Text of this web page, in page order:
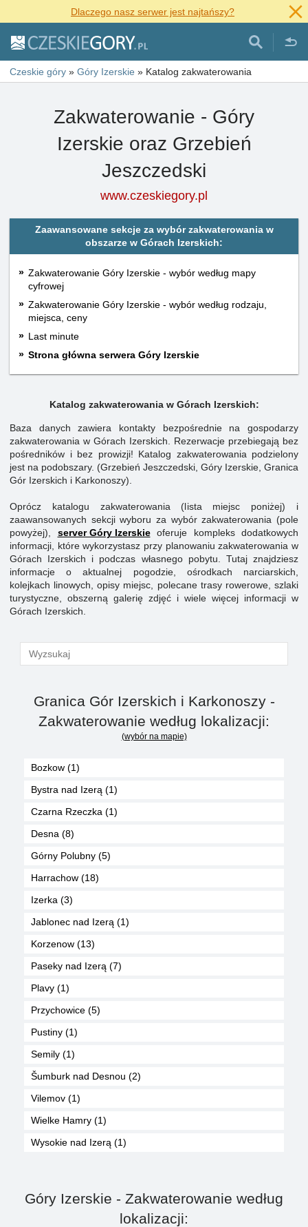
Dlaczego nasz serwer jest najtańszy?
Czeskie góry » Góry Izerskie » Katalog zakwaterowania
Zakwaterowanie - Góry
Izerskie oraz Grzebień
Jeszczedski
www.czeskiegory.pl
Zaawansowane sekcje za wybór zakwaterowania w
obszarze w Górach Izerskich:
Zakwaterowanie Góry Izerskie - wybór według mapy
cyfrowej
Zakwaterowanie Góry Izerskie - wybór według rodzaju,
miejsca, ceny
Last minute
Strona główna serwera Góry Izerskie
Katalog zakwaterowania w Górach Izerskich:
Baza danych zawiera kontakty bezpośrednie na gospodarzy
zakwaterowania w Górach Izerskich. Rezerwacje przebiegają bez
pośredników i bez prowizji! Katalog zakwaterowania podzielony
jest na podobszary. (Grzebień Jeszczedski, Góry Izerskie, Granica
Gór Izerskich i Karkonoszy).
Oprócz katalogu zakwaterowania (lista miejsc poniżej) i
zaawansowanych sekcji wyboru za wybór zakwaterowania (pole
powyżej), server Góry Izerskieoferuje kompleks dodatkowych
informacji, które wykorzystasz przy planowaniu zakwaterowania w
Górach Izerskich i podczas własnego pobytu. Tutaj znajdziesz
informacje o aktualnej pogodzie, ośrodkach narciarskich,
kolejkach linowych, opisy miejsc, polecane trasy rowerowe, szlaki
turystyczne, obszerną galerię zdjęć i wiele więcej informacji w
Górach Izerskich.
Granica Gór Izerskich i Karkonoszy -
Zakwaterowanie według lokalizacji:
(wybór na mapie)
Bozkow (1)
Bystra nad Izerą (1)
Czarna Rzeczka (1)
Desna (8)
Górny Polubny (5)
Harrachow (18)
Izerka (3)
Jablonec nad Izerą (1)
Korzenow (13)
Paseky nad Izerą (7)
Plavy (1)
Przychowice (5)
Pustiny (1)
Semily (1)
Šumburk nad Desnou (2)
Vilemov (1)
Wielke Hamry (1)
Wysokie nad Izerą (1)
Góry Izerskie - Zakwaterowanie według
lokalizacji: